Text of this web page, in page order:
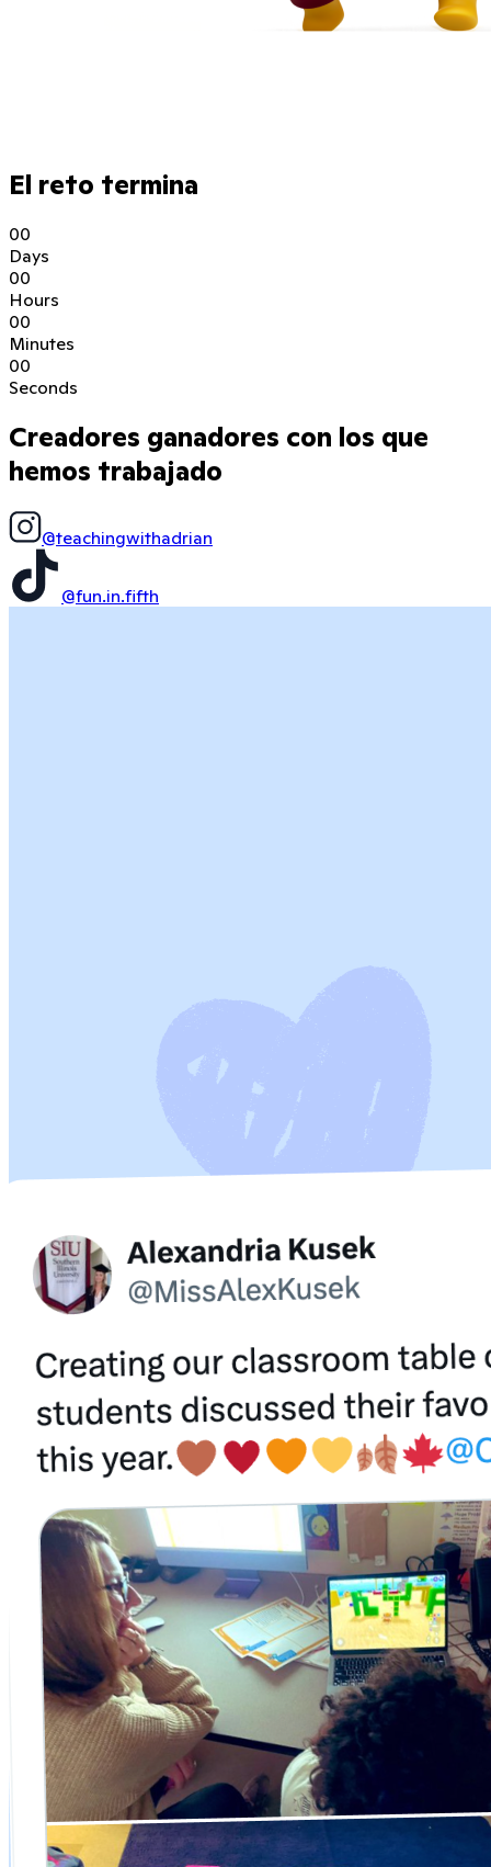
El reto termina
00
Days
00
Hours
00
Minutes
00
Seconds
Creadores ganadores con los que
hemos trabajado
@teachingwithadrian
@fun.in.fifth